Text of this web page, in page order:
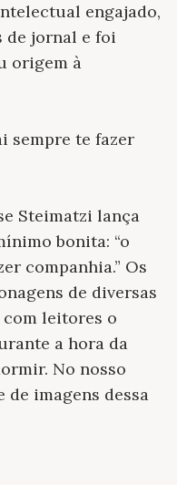
engajado,
de jornal e foi
origem à
sempre te fazer
Steimatzi lança
bonita: “o
companhia.” Os
de diversas
leitores o
a hora da
No nosso
imagens dessa